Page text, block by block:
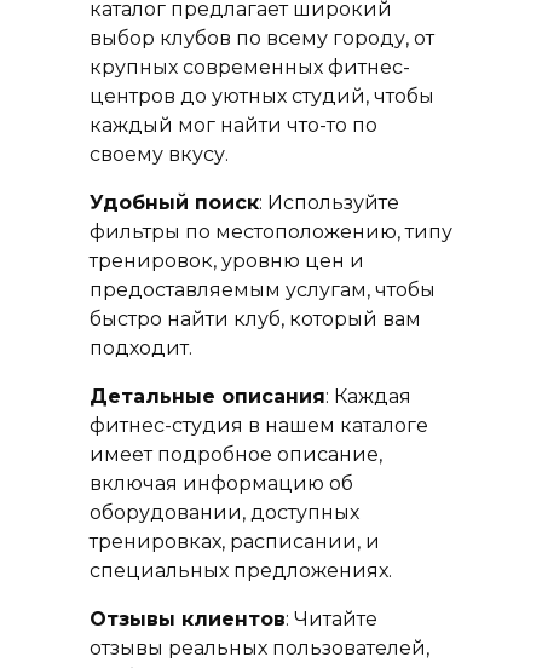
каталог предлагает широкий
выбор клубов по всему городу, от
крупных современных фитнес-
центров до уютных студий, чтобы
каждый мог найти что-то по
своему вкусу.
Удобный поиск: Используйте
фильтры по местоположению, типу
тренировок, уровню цен и
предоставляемым услугам, чтобы
быстро найти клуб, который вам
подходит.
Детальные описания: Каждая
фитнес-студия в нашем каталоге
имеет подробное описание,
включая информацию об
оборудовании, доступных
тренировках, расписании, и
специальных предложениях.
Отзывы клиентов: Читайте
отзывы реальных пользователей,